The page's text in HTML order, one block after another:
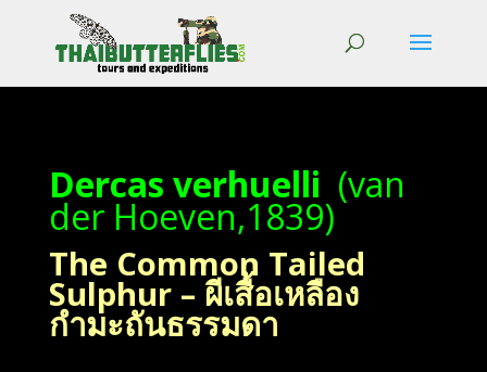
Dercas verhuelli (van
der Hoeven,1839)
The Common Tailed
Sulphur – ผีเสื้อเหลือง
กำมะถันธรรมดา